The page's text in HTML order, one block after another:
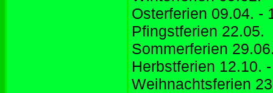
Osterferien 09.04. -
Pfingstferien 22.05.
Sommerferien
Herbstferien 12.10.
Weihnachtsferien